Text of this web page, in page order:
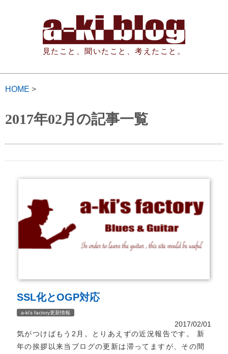
見たこと、聞いたこと、考えたこと。
HOME >
2017年02月の記事一覧
SSL化とOGP対応
a-ki's factory更新情報
2017/02/01
気がつけばもう2月。とりあえずの近況報告です。 新
年の挨拶以来当ブログの更新は滞ってますが、その間